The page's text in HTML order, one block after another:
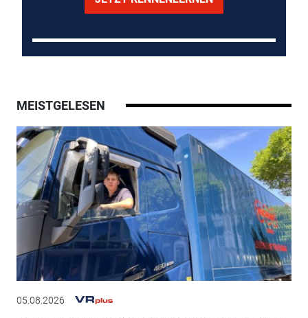
MEISTGELESEN
05.08.2026